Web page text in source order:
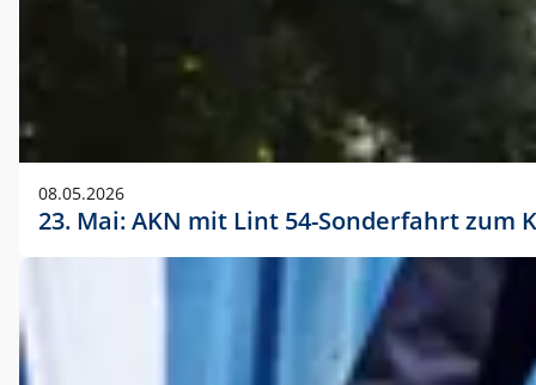
08.05.2026
23. Mai: AKN mit Lint 54-Sonderfahrt